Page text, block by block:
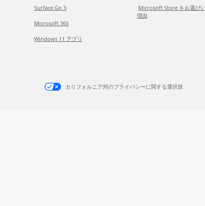
Surface Go 3
Microsoft 365
Windows 11 アプリ
Microsoft Store をお選び
理由
カリフォルニア州のプライバシーに関する選択肢